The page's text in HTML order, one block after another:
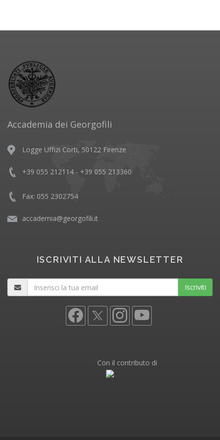
Accademia dei Georgofili
Logge Uffizi Corti, 50122 Firenze
+39 055 212114 - +39 055 213360
Fax: 055 2302754
accademia@georgofili.it
ISCRIVITI ALLA NEWSLETTER
Iscriviti
Con il contributo di